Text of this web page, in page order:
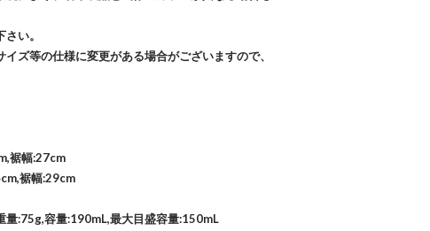
い。
ズ等の仕様に変更がある場合がございますので、
裾幅:27cm
裾幅:29cm
:75g,容量:190mL,最大目盛容量:150mL